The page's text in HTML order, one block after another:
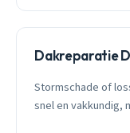
Dakreparatie
Stormschade of
snel en vakkundig,